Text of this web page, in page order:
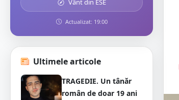
Vânt din ESE
Actualizat: 19:00
Ultimele articole
TRAGEDIE. Un tânăr
român de doar 19 ani